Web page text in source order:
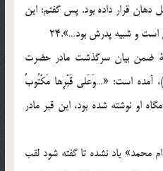
دهان قرار داده بود. پس گفتم: اين
و شبيه پدرش بود…».24
ضمن بيان سرگذشت مادر حضرت
آمده است: «…وَعَلي قَبْرِها مَكْتُوبٌ
مُحَمَّدٍ»؛25 «و بر آرامگاه او نوشته شده بود، اين قبر مادر
محمد» ياد نشده تا گفته شود لقب